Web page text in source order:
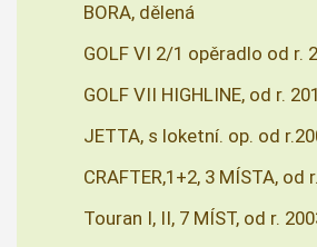
BORA, dělená
GOLF VI 2/1 opěradlo od r.
GOLF VII HIGHLINE, od r.
JETTA, s loketní. op. od
CRAFTER,1+2, 3 MÍSTA, od
Touran I, II, 7 MÍST, od r.